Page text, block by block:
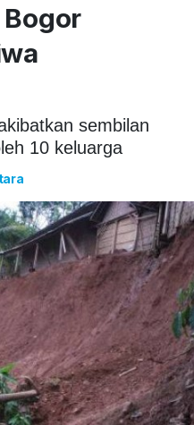
sembilan
10 keluarga